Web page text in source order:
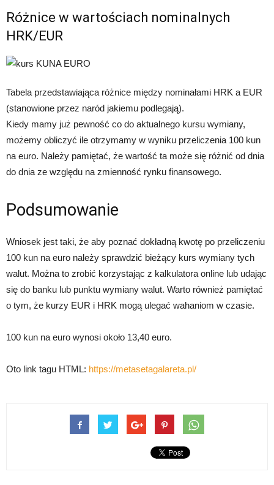
Różnice w wartościach nominalnych
HRK/EUR
Tabela przedstawiająca różnice między nominałami HRK a EUR
(stanowione przez naród jakiemu podlegają).
Kiedy mamy już pewność co do aktualnego kursu wymiany,
możemy obliczyć ile otrzymamy w wyniku przeliczenia 100 kun
na euro. Należy pamiętać, że wartość ta może się różnić od dnia
do dnia ze względu na zmienność rynku finansowego.
Podsumowanie
Wniosek jest taki, że aby poznać dokładną kwotę po przeliczeniu
100 kun na euro należy sprawdzić bieżący kurs wymiany tych
walut. Można to zrobić korzystając z kalkulatora online lub udając
się do banku lub punktu wymiany walut. Warto również pamiętać
o tym, że kurzy EUR i HRK mogą ulegać wahaniom w czasie.
100 kun na euro wynosi około 13,40 euro.
Oto link tagu HTML: https://metasetagalareta.pl/